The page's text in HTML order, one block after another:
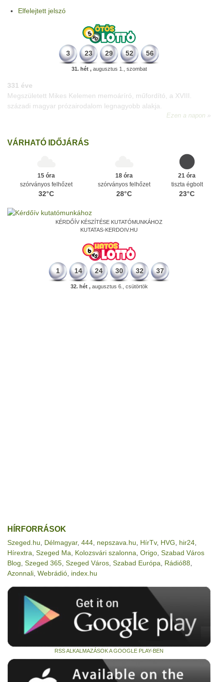
Elfelejtett jelszó
3 23 29 52 56
31. hét ,augusztus 1., szombat
331 éve
Megszületett Mikes Kelemen memoáríró, műfordító, a XVIII.
századi magyar prózairodalom legnagyobb alakja.
Ezen a napon
VÁRHATÓ IDŐJÁRÁS
15 óra
szórványos felhőzet
32°C
18 óra
szórványos felhőzet
28°C
21 óra
tiszta égbolt
23°C
KÉRDŐÍV KÉSZÍTÉSE KUTATÓMUNKÁHOZ
KUTATAS-KERDOIV.HU
1 14 24 30 32 37
32. hét ,augusztus 6., csütörtök
HÍRFORRÁSOK
Szeged.hu Délmagyar, 444 nepszava.hu HírTv, HVG hir24
Hírextra Szeged Ma Kolozsvári szalonna Origo Szabad Város
Blog Szeged 365 Szeged Város Szabad Európa Rádió88
Azonnali Webrádió index.hu
RSS ALKALMAZÁSOK A GOOGLE PLAY-BEN